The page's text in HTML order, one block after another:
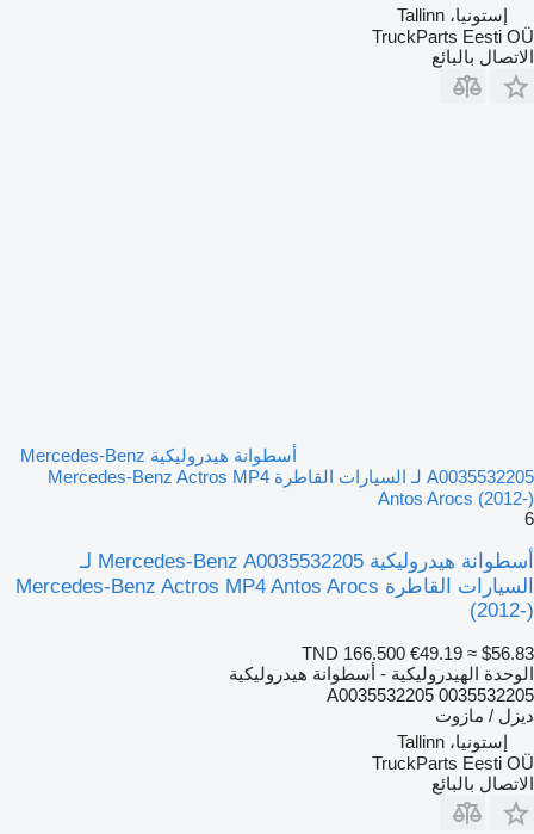
إستونيا، Tallinn
TruckParts Eesti OÜ
الاتصال بالبائع
أسطوانة هيدروليكية Mercedes-Benz
A0035532205 لـ السيارات القاطرة Mercedes-Benz Actros MP4
Antos Arocs (2012-)
6
أسطوانة هيدروليكية Mercedes-Benz A0035532205 لـ
السيارات القاطرة Mercedes-Benz Actros MP4 Antos Arocs
(2012-)
TND 166.500 €49.19 ≈ $56.83
الوحدة الهيدروليكية - أسطوانة هيدروليكية
A0035532205 0035532205
ديزل / مازوت
إستونيا، Tallinn
TruckParts Eesti OÜ
الاتصال بالبائع